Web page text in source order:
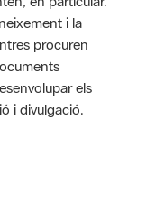
i la
procuren
els
i divulgació.